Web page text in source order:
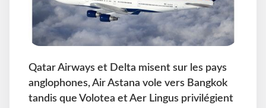
Qatar Airways et Delta misent sur les pays
anglophones, Air Astana vole vers Bangkok
tandis que Volotea et Aer Lingus privilégient